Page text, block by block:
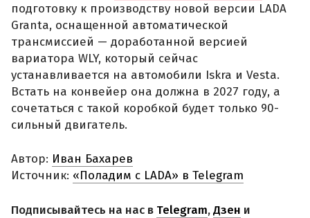
подготовку к производству новой версии LADA
Granta, оснащенной автоматической
трансмиссией — доработанной версией
вариатора WLY, который сейчас
устанавливается на автомобили Iskra и Vesta.
Встать на конвейер она должна в 2027 году, а
сочетаться с такой коробкой будет только 90-
сильный двигатель.
Автор: Иван Бахарев
Источник: «Поладим с LADA» в Telegram
Подписывайтесь на нас в Telegram,Дзен и